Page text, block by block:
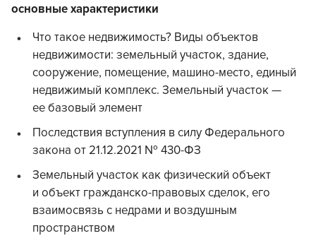
основные характеристики
Что такое недвижимость? Виды объектов
недвижимости: земельный участок, здание,
сооружение, помещение, машино-место, единый
недвижимый комплекс. Земельный участок —
ее базовый элемент
Последствия вступления в силу Федерального
закона от 21.12.2021 № 430-ФЗ
Земельный участок как физический объект
и объект гражданско-правовых сделок, его
взаимосвязь с недрами и воздушным
пространством